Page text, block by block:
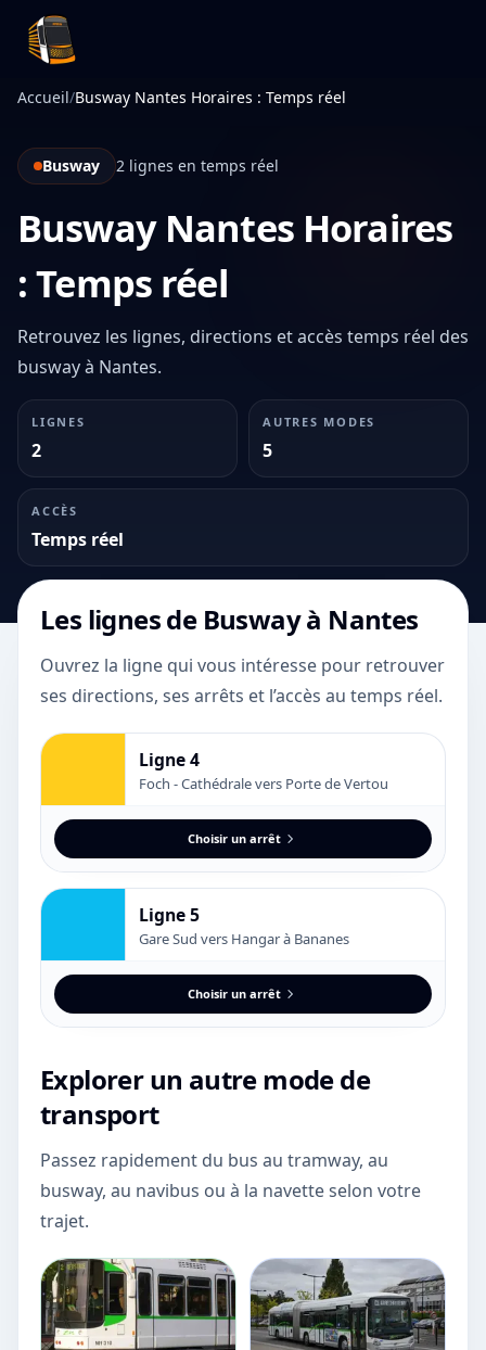
Infotan
Accueil/Busway Nantes Horaires : Temps réel
Busway 2 lignes en temps réel
Busway Nantes Horaires
: Temps réel
Retrouvez les lignes, directions et accès temps réel des
busway à Nantes.
LIGNES
2
AUTRES MODES
5
ACCÈS
Temps réel
Les lignes de Buswayà Nantes
Ouvrez la ligne qui vous intéresse pour retrouver
ses directions, ses arrêts et l’accès au temps réel.
Ligne 4
Foch - Cathédrale vers Porte de Vertou
Choisir un arrêt
Ligne 5
Gare Sud vers Hangar à Bananes
Choisir un arrêt
Explorer un autre mode de
transport
Passez rapidement du bus au tramway, au
busway, au navibus ou à la navette selon votre
trajet.